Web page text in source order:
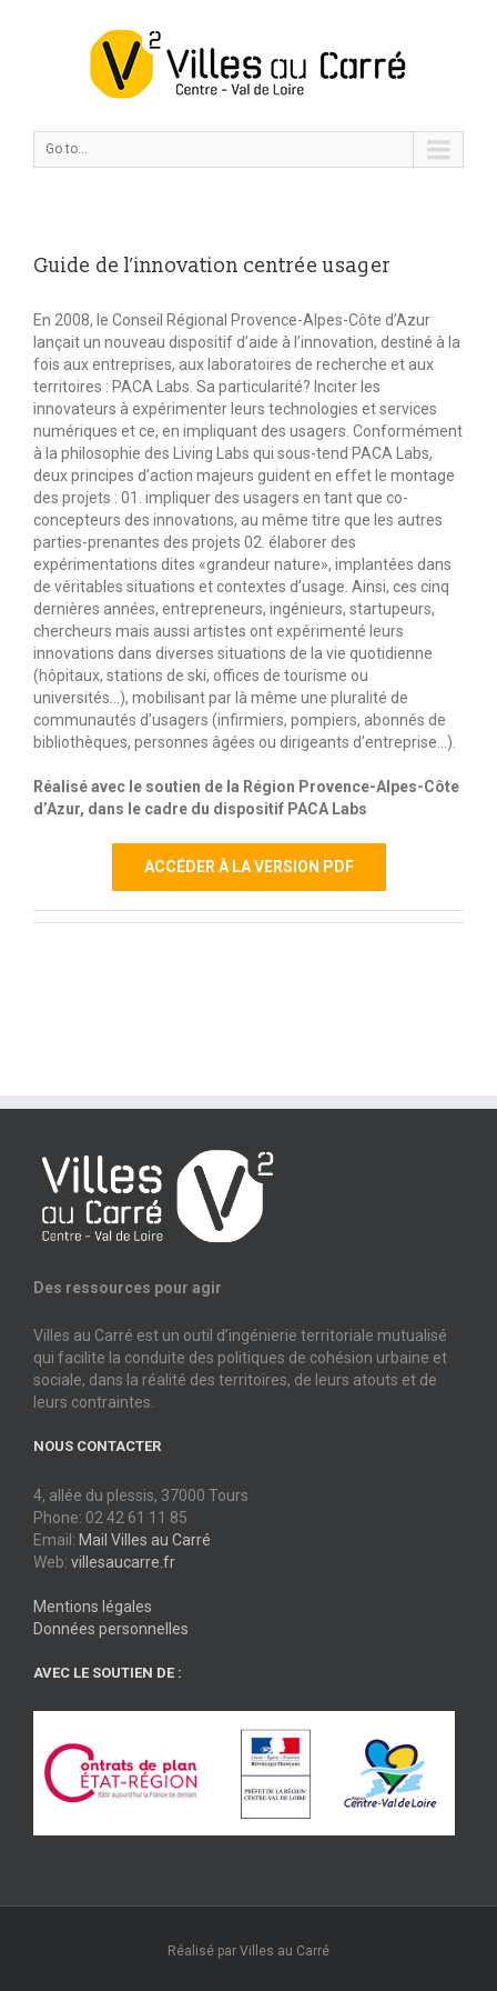
Go to...
Guide de l’innovation centrée usager
En 2008, le Conseil Régional Provence-Alpes-Côte d’Azur
lançait un nouveau dispositif d’aide à l’innovation, destiné à la
fois aux entreprises, aux laboratoires de recherche et aux
territoires : PACA Labs. Sa particularité? Inciter les
innovateurs à expérimenter leurs technologies et services
numériques et ce, en impliquant des usagers. Conformément
à la philosophie des Living Labs qui sous-tend PACA Labs,
deux principes d’action majeurs guident en effet le montage
des projets : 01. impliquer des usagers en tant que co-
concepteurs des innovations, au même titre que les autres
parties-prenantes des projets 02. élaborer des
expérimentations dites «grandeur nature», implantées dans
de véritables situations et contextes d’usage. Ainsi, ces cinq
dernières années, entrepreneurs, ingénieurs, startupeurs,
chercheurs mais aussi artistes ont expérimenté leurs
innovations dans diverses situations de la vie quotidienne
(hôpitaux, stations de ski, offices de tourisme ou
universités…), mobilisant par là même une pluralité de
communautés d’usagers (infirmiers, pompiers, abonnés de
bibliothèques, personnes âgées ou dirigeants d’entreprise…).
Réalisé avec le soutien de la Région Provence-Alpes-Côte
d’Azur, dans le cadre du dispositif PACA Labs
ACCÉDER À LA VERSION PDF
Des ressources pour agir
Villes au Carré est un outil d’ingénierie territoriale mutualisé
qui facilite la conduite des politiques de cohésion urbaine et
sociale, dans la réalité des territoires, de leurs atouts et de
leurs contraintes.
NOUS CONTACTER
4, allée du plessis, 37000 Tours
Phone: 02 42 61 11 85
Email: Mail Villes au Carré
Web: villesaucarre.fr
Mentions légales
Données personnelles
AVEC LE SOUTIEN DE :
Réalisé par Villes au Carré